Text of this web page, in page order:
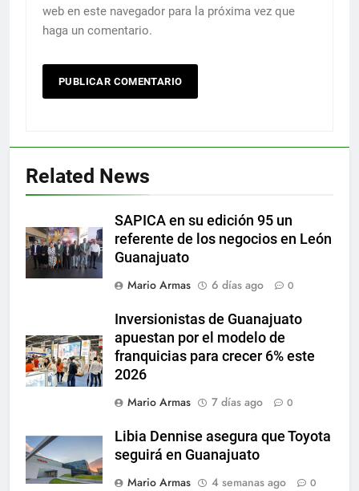
web en este navegador para la próxima vez que
haga un comentario.
Related News
SAPICA en su edición 95 un
referente de los negocios en León
Guanajuato
Mario Armas
6 días ago 0
Inversionistas de Guanajuato
apuestan por el modelo de
franquicias para crecer 6% este
2026
Mario Armas
7 días ago 0
Libia Dennise asegura que Toyota
seguirá en Guanajuato
Mario Armas
4 semanas ago 0